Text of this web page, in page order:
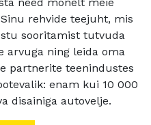
rehvide teejuht, mis
sooritamist tutvuda
arvuga ning leida oma
partnerite teenindustes
enam kui 10 000
disainiga autovelje.